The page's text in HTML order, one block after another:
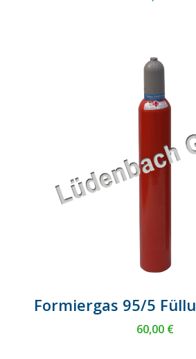
Formiergas 95/5
60,00 €